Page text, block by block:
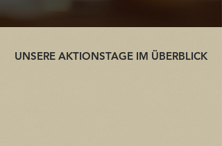
UNSERE AKTIONSTAGE IM ÜBERBLICK